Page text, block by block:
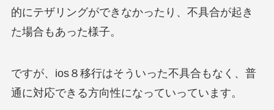
的にテザリングができなかったり、不具合が起き
た場合もあった様子。
ですが、ios８移行はそういった不具合もなく、普
通に対応できる方向性になっていっています。